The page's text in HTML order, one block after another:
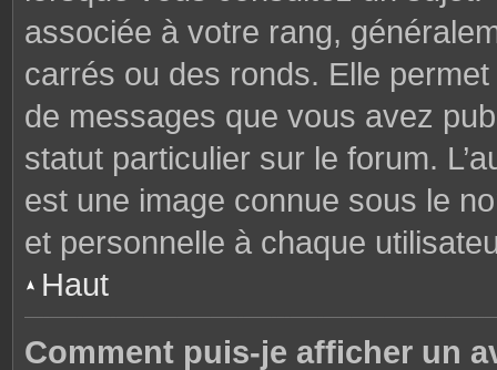
associée à votre rang,
carrés ou des ronds. Elle
de messages que vous avez
statut particulier sur le forum.
est une image connue sous le
et personnelle à chaque
Haut
Comment puis-je afficher un